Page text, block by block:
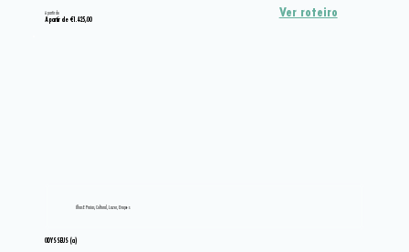
Ver roteiro
A partir de €1.425,00
A partir de
Ilhas E Praias, Cultural, Lazer, Grupos
ODYSSEUS (a)